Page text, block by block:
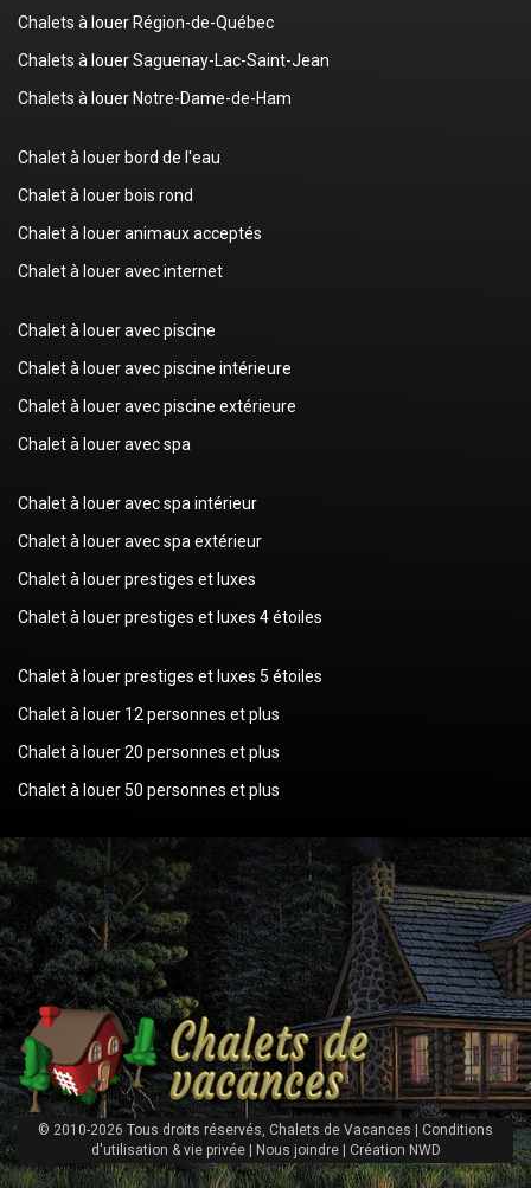
Chalets à louer Région-de-Québec
Chalets à louer Saguenay-Lac-Saint-Jean
Chalets à louer Notre-Dame-de-Ham
Chalet à louer bord de l'eau
Chalet à louer bois rond
Chalet à louer animaux acceptés
Chalet à louer avec internet
Chalet à louer avec piscine
Chalet à louer avec piscine intérieure
Chalet à louer avec piscine extérieure
Chalet à louer avec spa
Chalet à louer avec spa intérieur
Chalet à louer avec spa extérieur
Chalet à louer prestiges et luxes
Chalet à louer prestiges et luxes 4 étoiles
Chalet à louer prestiges et luxes 5 étoiles
Chalet à louer 12 personnes et plus
Chalet à louer 20 personnes et plus
Chalet à louer 50 personnes et plus
© 2010-2026 Tous droits réservés, Chalets de Vacances | Conditions
d'utilisation & vie privée| Nous joindre| Création NWD